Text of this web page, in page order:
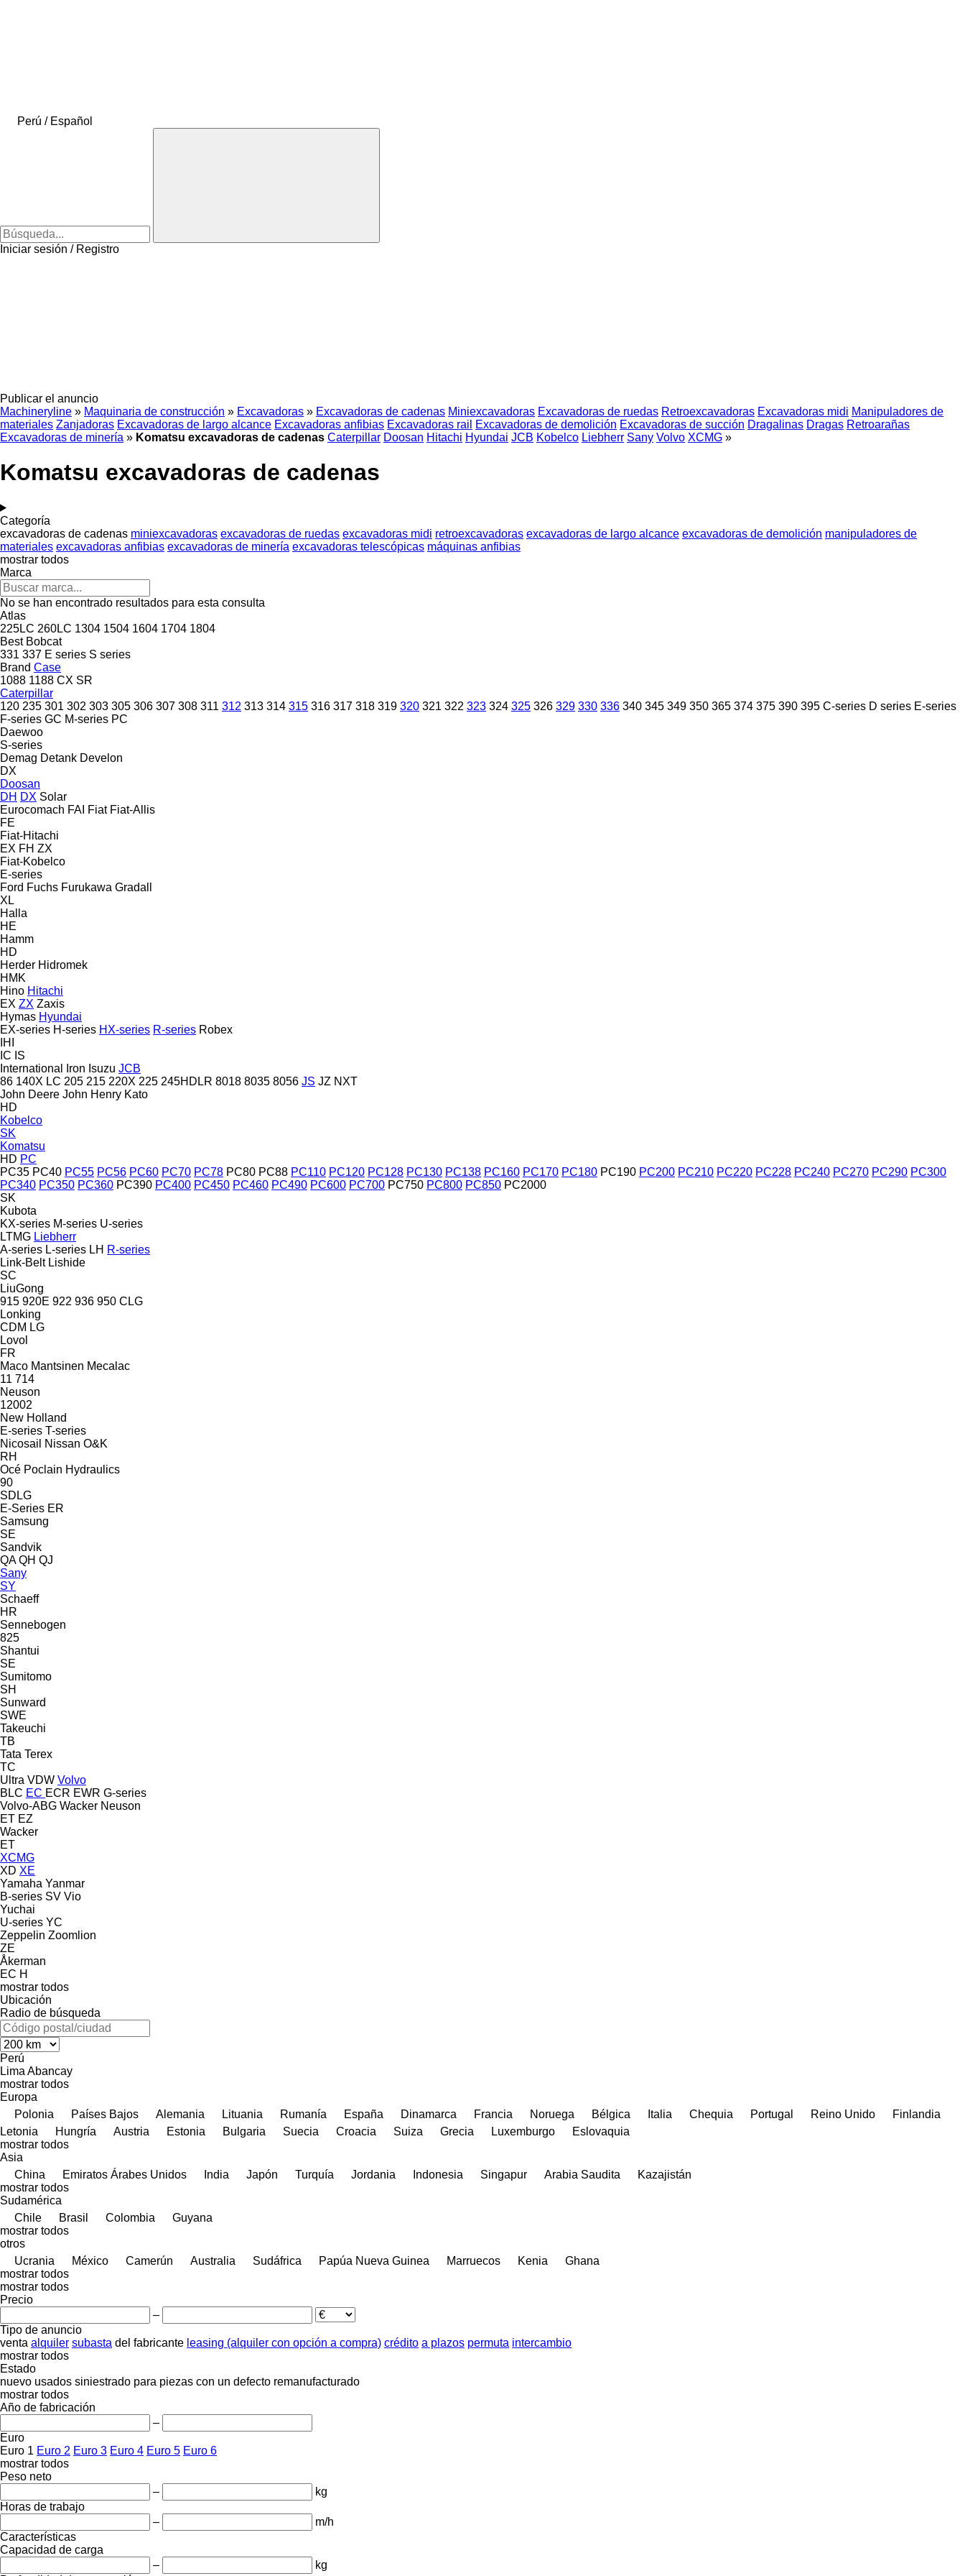
Perú / Español
Iniciar sesión / Registro
Publicar el anuncio
Machineryline » Maquinaria de construcción » Excavadoras » Excavadoras de cadenas Miniexcavadoras Excavadoras de ruedas Retroexcavadoras Excavadoras midi Manipuladores de
materiales Zanjadoras Excavadoras de largo alcance Excavadoras anfibias Excavadoras rail Excavadoras de demolición Excavadoras de succión Dragalinas Dragas Retroarañas
Excavadoras de minería » Komatsu excavadoras de cadenas Caterpillar Doosan Hitachi Hyundai JCB Kobelco Liebherr Sany Volvo XCMG »
Komatsu excavadoras de cadenas
Categoría
excavadoras de cadenas miniexcavadoras excavadoras de ruedas excavadoras midi retroexcavadoras excavadoras de largo alcance excavadoras de demolición manipuladores de
materiales excavadoras anfibias excavadoras de minería excavadoras telescópicas máquinas anfibias
mostrar todos
Marca
No se han encontrado resultados para esta consulta
Atlas
225LC 260LC 1304 1504 1604 1704 1804
Best Bobcat
331 337 E series S series
Brand Case
1088 1188 CX SR
Caterpillar
120 235 301 302 303 305 306 307 308 311 312 313 314 315 316 317 318 319 320 321 322 323 324 325 326 329 330 336 340 345 349 350 365 374 375 390 395 C-series D series E-series
F-series GC M-series PC
Daewoo
S-series
Demag Detank Develon
DX
Doosan
DH DX Solar
Eurocomach FAI Fiat Fiat-Allis
FE
Fiat-Hitachi
EX FH ZX
Fiat-Kobelco
E-series
Ford Fuchs Furukawa Gradall
XL
Halla
HE
Hamm
HD
Herder Hidromek
HMK
Hino Hitachi
EX ZX Zaxis
Hymas Hyundai
EX-series H-series HX-series R-series Robex
IHI
IC IS
International
Iron Isuzu JCB
86 140X LC 205 215 220X 225 245HDLR 8018 8035 8056 JS JZ NXT
John Deere John Henry Kato
HD
Kobelco
SK
Komatsu
HD PC
PC35 PC40 PC55 PC56 PC60 PC70 PC78 PC80 PC88 PC110 PC120 PC128 PC130 PC138 PC160 PC170 PC180 PC190 PC200 PC210 PC220 PC228 PC240 PC270 PC290 PC300
PC340 PC350 PC360 PC390 PC400 PC450 PC460 PC490 PC600 PC700 PC750 PC800 PC850 PC2000
SK
Kubota
KX-series M-series U-series
LTMG Liebherr
A-series L-series LH R-series
Link-Belt Lishide
SC
LiuGong
915 920E 922 936 950 CLG
Lonking
CDM LG
Lovol
FR
Maco Mantsinen Mecalac
11 714
Neuson
12002
New Holland
E-series T-series
Nicosail
Nissan O&K
RH
Océ Poclain Hydraulics
90
SDLG
E-Series ER
Samsung
SE
Sandvik
QA QH QJ
Sany
SY
Schaeff
HR
Sennebogen
825
Shantui
SE
Sumitomo
SH
Sunward
SWE
Takeuchi
TB
Tata Terex
TC
Ultra VDW Volvo
BLC EC ECR EWR G-series
Volvo-ABG Wacker Neuson
ET EZ
Wacker
ET
XCMG
XD XE
Yamaha Yanmar
B-series SV Vio
Yuchai
U-series YC
Zeppelin Zoomlion
ZE
Åkerman
EC H
mostrar todos
Ubicación
Radio de búsqueda
Perú
Lima Abancay
mostrar todos
Europa
Polonia
Países Bajos Alemania Lituania Rumanía España Dinamarca Francia Noruega Bélgica Italia Chequia Portugal Reino Unido
Finlandia
Letonia
Hungría Austria Estonia Bulgaria Suecia Croacia Suiza Grecia Luxemburgo
Eslovaquia
mostrar todos
Asia
China
Emiratos Árabes Unidos India Japón Turquía Jordania Indonesia Singapur Arabia Saudita
Kazajistán
mostrar todos
Sudamérica
Chile
Brasil Colombia
Guyana
mostrar todos
otros
Ucrania
México Camerún Australia Sudáfrica Papúa Nueva Guinea Marruecos Kenia
Ghana
mostrar todos
mostrar todos
Precio
–
Tipo de anuncio
venta alquiler subasta del fabricante leasing (alquiler con opción a compra) crédito a plazos permuta intercambio
mostrar todos
Estado
nuevo usados siniestrado para piezas con un defecto remanufacturado
mostrar todos
Año de fabricación
–
Euro
Euro 1 Euro 2 Euro 3 Euro 4 Euro 5 Euro 6
mostrar todos
Peso neto
–
kg
Horas de trabajo
–
m/h
Características
Capacidad de carga
–
kg